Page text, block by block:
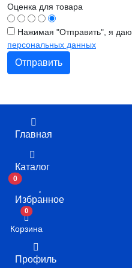
Оценка для товара
Нажимая "Отправить", я даю
персональных данных
Главная
Каталог
0
Избранное
Корзина
0В корзину
Профиль